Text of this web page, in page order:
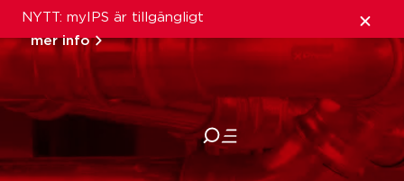
NYTT: myIPS är tillgängligt
mer info
stäng